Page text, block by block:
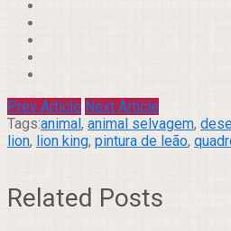
Prev Article Next Article
Tags:animal, animal selvagem,
lion, lion king, pintura de leão,
Related Posts